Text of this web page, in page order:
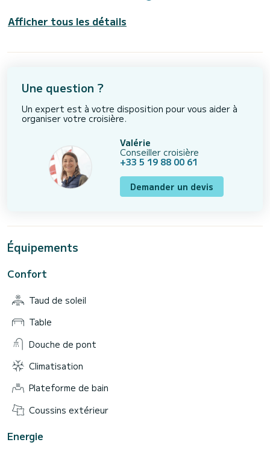
Afficher tous les détails
Une question ?
Un expert est à votre disposition pour vous aider à
organiser votre croisière.
Valérie
Conseiller croisière
+33 5 19 88 00 61
Demander un devis
Équipements
Confort
Taud de soleil
Table
Douche de pont
Climatisation
Plateforme de bain
Coussins extérieur
Energie